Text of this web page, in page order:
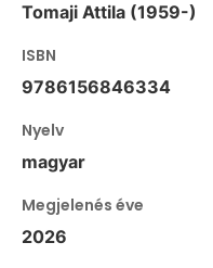
Tomaji Attila (1959-)
ISBN
9786156846334
Nyelv
magyar
Megjelenés éve
2026